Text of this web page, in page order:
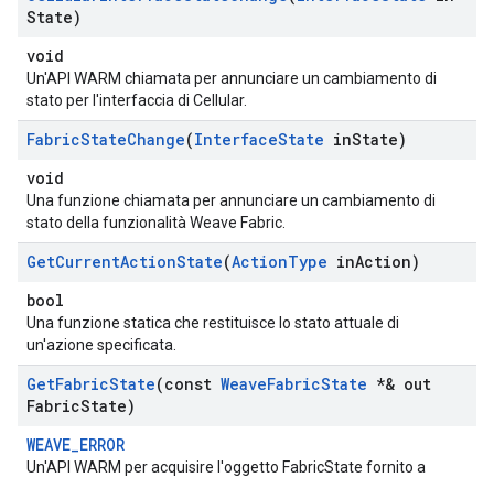
State)
void
Un'API WARM chiamata per annunciare un cambiamento di
stato per l'interfaccia di Cellular.
FabricStateChange(InterfaceState inState)
void
Una funzione chiamata per annunciare un cambiamento di
stato della funzionalità Weave Fabric.
GetCurrentActionState(ActionType inAction)
bool
Una funzione statica che restituisce lo stato attuale di
un'azione specificata.
GetFabricState(const WeaveFabricState *& out
FabricState)
WEAVE_ERROR
Un'API WARM per acquisire l'oggetto FabricState fornito a